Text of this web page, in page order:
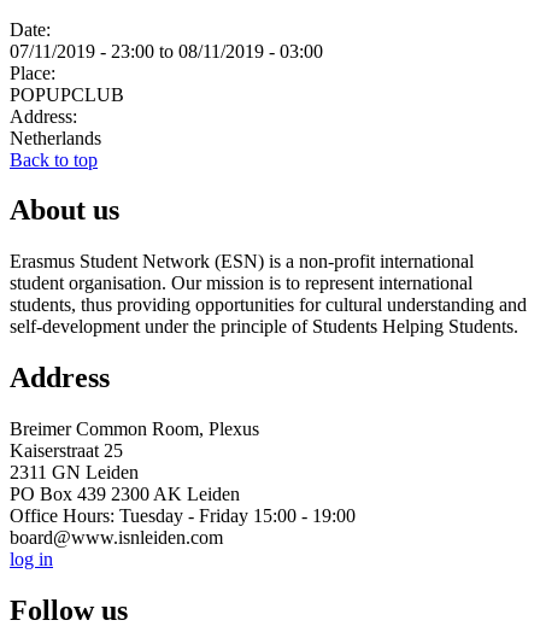
Date:
07/11/2019 - 23:00 to 08/11/2019 - 03:00
Place:
POPUPCLUB
Address:
Netherlands
Back to top
About us
Erasmus Student Network (ESN) is a non-profit international
student organisation. Our mission is to represent international
students, thus providing opportunities for cultural understanding and
self-development under the principle of Students Helping Students.
Address
Breimer Common Room, Plexus
Kaiserstraat 25
2311 GN Leiden
PO Box 439 2300 AK Leiden
Office Hours: Tuesday - Friday 15:00 - 19:00
board@www.isnleiden.com
log in
Follow us